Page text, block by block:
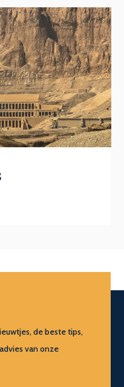
de beste tips,
van onze